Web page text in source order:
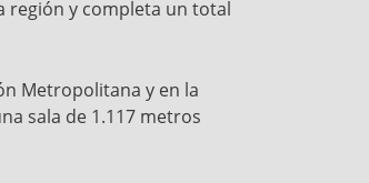
región y completa un total
Metropolitana y en la
sala de 1.117 metros